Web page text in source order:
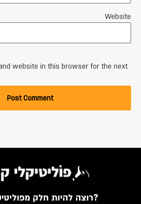
Website
website in this browser for the next
רוצה להיות חלק מפוליטיקלי קוראת?